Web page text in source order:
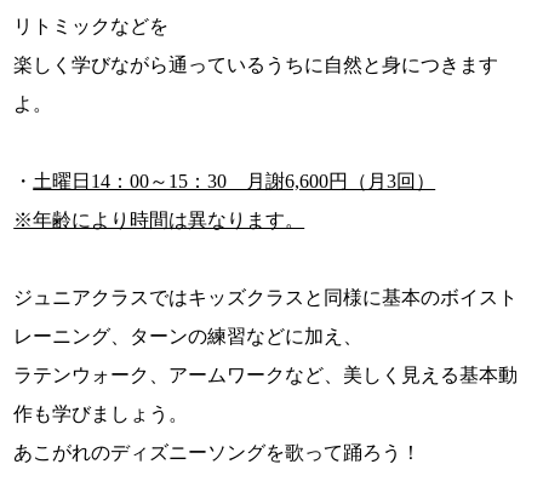
リトミックなどを
楽しく学びながら通っているうちに自然と身につきます
よ。
・ 土曜日14：00～15：30 月謝6,600円（月3回）
※年齢により時間は異なります。
ジュニアクラスではキッズクラスと同様に基本のボイスト
レーニング、ターンの練習などに加え、
ラテンウォーク、アームワークなど、美しく見える基本動
作も学びましょう。
あこがれのディズニーソングを歌って踊ろう！